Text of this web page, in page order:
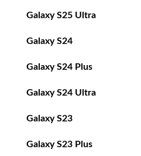
Galaxy S25 Ultra
Galaxy S24
Galaxy S24 Plus
Galaxy S24 Ultra
Galaxy S23
Galaxy S23 Plus